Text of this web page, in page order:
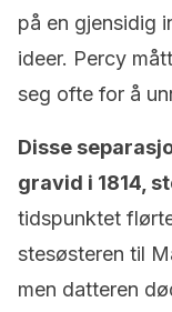
på en gjensidig
ideer. Percy
seg ofte for å
Disse
gravid i 1814,
tidspunktet
stesøsteren til
men datteren